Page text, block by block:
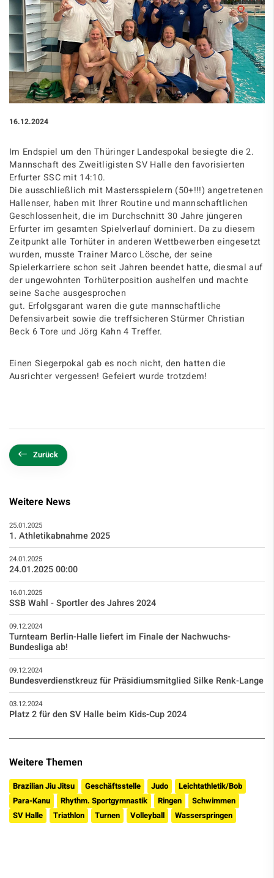
16.12.2024
Im Endspiel um den Thüringer Landespokal besiegte die 2.
Mannschaft des Zweitligisten SV Halle den favorisierten
Erfurter SSC mit 14:10.
Die ausschließlich mit Mastersspielern (50+!!!) angetretenen
Hallenser, haben mit Ihrer Routine und mannschaftlichen
Geschlossenheit, die im Durchschnitt 30 Jahre jüngeren
Erfurter im gesamten Spielverlauf dominiert. Da zu diesem
Zeitpunkt alle Torhüter in anderen Wettbewerben eingesetzt
wurden, musste Trainer Marco Lösche, der seine
Spielerkarriere schon seit Jahren beendet hatte, diesmal auf
der ungewohnten Torhüterposition aushelfen und machte
seine Sache ausgesprochen
gut. Erfolgsgarant waren die gute mannschaftliche
Defensivarbeit sowie die treffsicheren Stürmer Christian
Beck 6 Tore und Jörg Kahn 4 Treffer.
Einen Siegerpokal gab es noch nicht, den hatten die
Ausrichter vergessen! Gefeiert wurde trotzdem!
Zurück
Weitere News
25.01.2025
1. Athletikabnahme 2025
24.01.2025
24.01.2025 00:00
16.01.2025
SSB Wahl - Sportler des Jahres 2024
09.12.2024
Turnteam Berlin-Halle liefert im Finale der Nachwuchs-
Bundesliga ab!
09.12.2024
Bundesverdienstkreuz für Präsidiumsmitglied Silke Renk-Lange
03.12.2024
Platz 2 für den SV Halle beim Kids-Cup 2024
Weitere Themen
Brazilian Jiu Jitsu Geschäftsstelle Judo
Leichtathletik/Bob
Para-Kanu
Rhythm. Sportgymnastik Ringen
Schwimmen
SV Halle
Triathlon Turnen Volleyball Wasserspringen